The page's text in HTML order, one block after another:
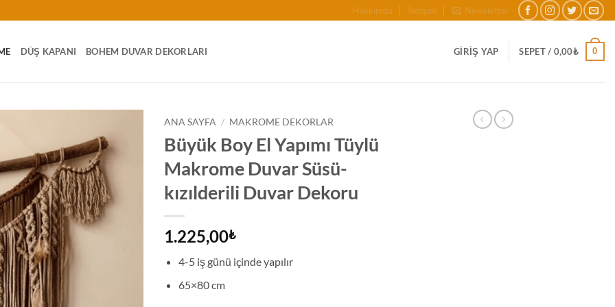
Hakkımda İletişim Newsletter
DÜŞ KAPANI BOHEM DUVAR DEKORLARI GIRIŞ YAP SEPET / 0,00₺ 0
ANA SAYFA / MAKROME DEKORLAR
Büyük Boy El Yapımı Tüylü
Makrome Duvar Süsü-
kızılderili Duvar Dekoru
1.225,00₺
4-5 iş günü içinde yapılır
65×80 cm